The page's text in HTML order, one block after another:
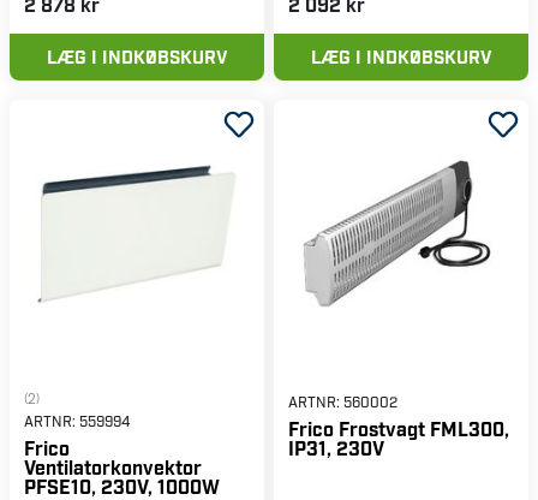
2 878 kr
LÆG I INDKØBSKURV
2 092 kr
LÆG I INDKØBSKURV
(2)
ARTNR: 559994
Frico
Ventilatorkonvektor
PFSE10, 230V, 1000W
ARTNR: 560002
Frico Frostvagt FML300,
IP31, 230V